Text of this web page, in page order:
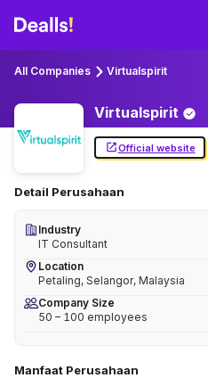
All Companies Virtualspirit
Virtualspirit
Official website
Detail Perusahaan
Industry
IT Consultant
Location
Petaling, Selangor, Malaysia
Company Size
50 – 100 employees
Manfaat Perusahaan